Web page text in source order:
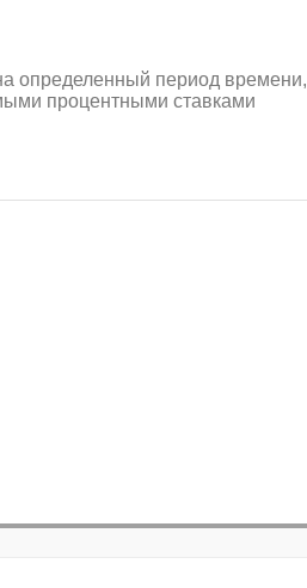
определенный период времени,
процентными ставками